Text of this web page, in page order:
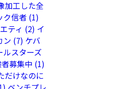
加工した全
ク信者(1)
ティ (2) イ
ン (7) ケバ
ルスターズ
募集中 (1)
だけなのに